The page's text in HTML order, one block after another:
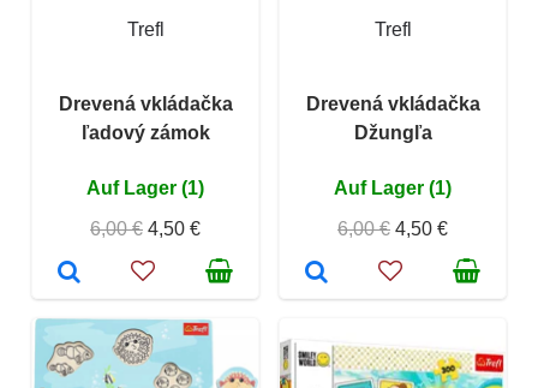
Trefl
Drevená vkládačka
ľadový zámok
Auf Lager (1)
6,00 € 4,50 €
Trefl
Drevená vkládačka
Džungľa
Auf Lager (1)
6,00 € 4,50 €